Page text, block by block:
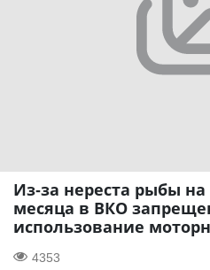
Из-за нереста рыбы
месяца в ВКО
использование
4353